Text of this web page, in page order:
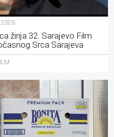
žirija 32. Sarajevo Film
Srca Sarajeva